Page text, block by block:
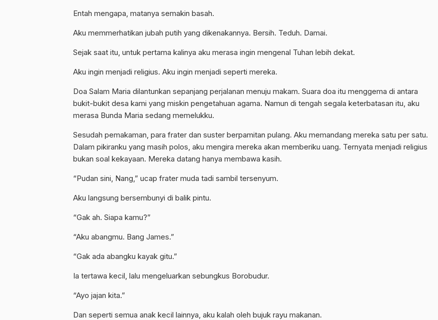
Entah mengapa, matanya semakin basah.
Aku memmerhatikan jubah putih yang dikenakannya. Bersih. Teduh. Damai.
Sejak saat itu, untuk pertama kalinya aku merasa ingin mengenal Tuhan lebih dekat.
Aku ingin menjadi religius. Aku ingin menjadi seperti mereka.
Doa Salam Maria dilantunkan sepanjang perjalanan menuju makam. Suara doa itu menggema di antara
bukit-bukit desa kami yang miskin pengetahuan agama. Namun di tengah segala keterbatasan itu, aku
merasa Bunda Maria sedang memelukku.
Sesudah pemakaman, para frater dan suster berpamitan pulang. Aku memandang mereka satu per satu.
Dalam pikiranku yang masih polos, aku mengira mereka akan memberiku uang. Ternyata menjadi religius
bukan soal kekayaan. Mereka datang hanya membawa kasih.
“Pudan sini, Nang,” ucap frater muda tadi sambil tersenyum.
Aku langsung bersembunyi di balik pintu.
“Gak ah. Siapa kamu?”
“Aku abangmu. Bang James.”
“Gak ada abangku kayak gitu.”
Ia tertawa kecil, lalu mengeluarkan sebungkus Borobudur.
“Ayo jajan kita.”
Dan seperti semua anak kecil lainnya, aku kalah oleh bujuk rayu makanan.